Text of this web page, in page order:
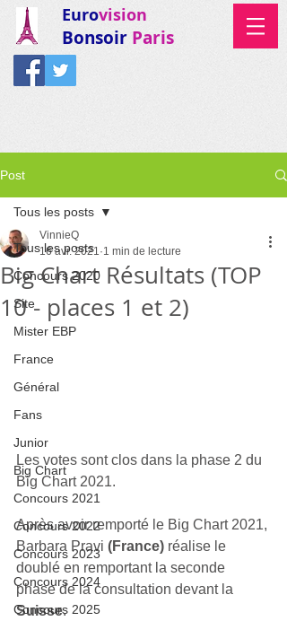
Eurovision
Bonsoir Paris
Post
Tous les posts
Concours 2020
Site
Mister EBP
France
Général
Fans
Junior
Big Chart
Concours 2021
Concours 2022
Concours 2023
Concours 2024
Concours 2025
Tous les posts
Big Chart Résultats (TOP
10 - places 1 et 2)
VinnieQ
16 avr. 2021 1 min de lecture
Les votes sont clos dans la phase 2 du
Big Chart 2021.
Après avoir remporté le Big Chart 2021,
Barbara Pravi (France) réalise le
doublé en remportant la seconde
phase de la consultation devant la
Suisse.